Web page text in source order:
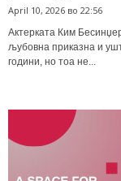
April 10, 2026 во 22:56
Актерката Ким
љубовна приказна и
години, но тоа не...